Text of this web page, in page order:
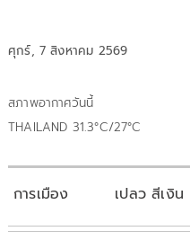
ศุกร์, 7 สิงหาคม 2569
สภาพอากาศวันนี้
THAILAND 31.3°C/27°C
การเมือง เปลว สีเงิน